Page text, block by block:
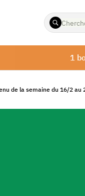
ENTREZ
LES
1
de la semaine du 16/2 au